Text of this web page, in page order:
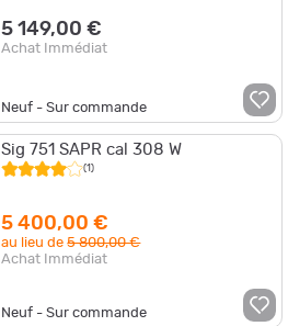
5 149,00 €
Achat Immédiat
Neuf - Sur commande
Sig 751 SAPR cal 308 W
(1)
5 400,00 €
au lieu de5 800,00 €
Achat Immédiat
Neuf - Sur commande